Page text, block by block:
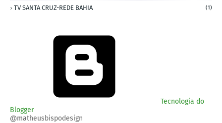
TV SANTA CRUZ-REDE BAHIA (1)
Tecnologia do
Blogger
@matheusbispodesign